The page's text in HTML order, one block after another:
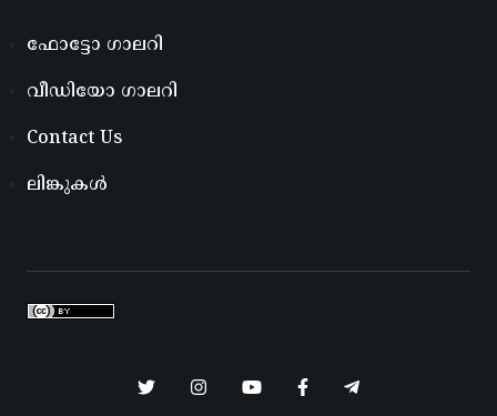
ഫോട്ടോ ഗാലറി
വീഡിയോ ഗാലറി
Contact Us
ലിങ്കുകൾ